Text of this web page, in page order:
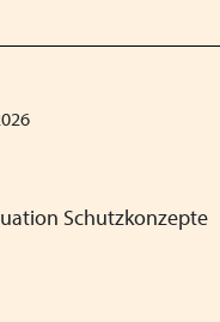
Schutzkonzepte